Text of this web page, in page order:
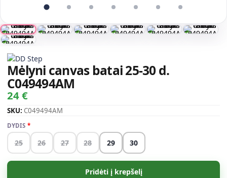
Mėlyni canvas batai 25-30 d.
C049494AM
24 €
SKU: C049494AM
DYDIS
25 26 27 28 29 30
Pridėti į krepšelį